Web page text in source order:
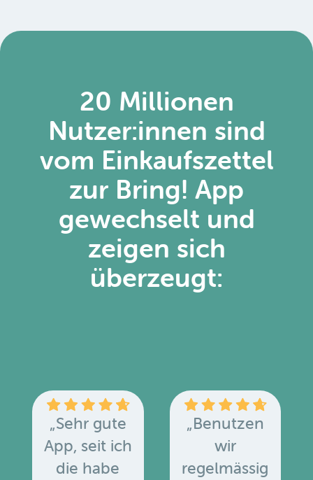
20 Millionen
Nutzer:innen sind
vom Einkaufszettel
zur Bring! App
gewechselt und
zeigen sich
überzeugt:
„Sehr gute
App, seit ich
die habe
„Benutzen
wir
regelmässig